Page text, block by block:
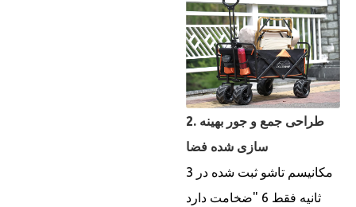
2. طراحی جمع و جور بهینه
سازی شده فضا
مکانیسم تاشو ثبت شده در 3
ثانیه فقط 6 "ضخامت دارد